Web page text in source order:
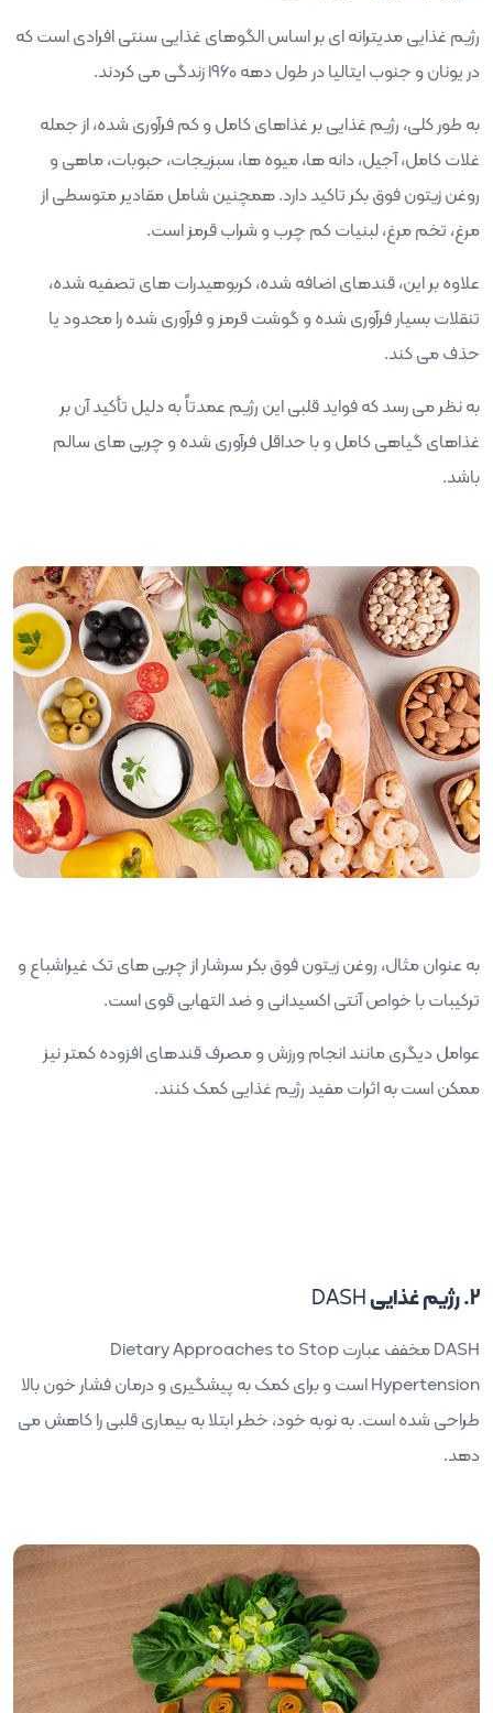
رژیم غذایی مدیترانه ای بر اساس الگوهای غذایی سنتی افرادی است که
در یونان و جنوب ایتالیا در طول دهه 1960 زندگی می کردند.
به طور کلی، رژیم غذایی بر غذاهای کامل و کم فرآوری شده، از جمله
غلات کامل، آجیل، دانه ها، میوه ها، سبزیجات، حبوبات، ماهی و
روغن زیتون فوق بکر تاکید دارد. همچنین شامل مقادیر متوسطی از
مرغ، تخم مرغ، لبنیات کم چرب و شراب قرمز است.
علاوه بر این، قندهای اضافه شده، کربوهیدرات های تصفیه شده،
تنقلات بسیار فرآوری شده و گوشت قرمز و فرآوری شده را محدود یا
حذف می کند.
به نظر می رسد که فواید قلبی این رژیم عمدتاً به دلیل تأکید آن بر
غذاهای گیاهی کامل و با حداقل فرآوری شده و چربی های سالم
باشد.
به عنوان مثال، روغن زیتون فوق بکر سرشار از چربی های تک غیراشباع و
ترکیبات با خواص آنتی اکسیدانی و ضد التهابی قوی است.
عوامل دیگری مانند انجام ورزش و مصرف قندهای افزوده کمتر نیز
ممکن است به اثرات مفید رژیم غذایی کمک کنند.
2. رژیم غذایی DASH
DASHمخفف عبارتDietary Approaches to Stop
Hypertensionاست و برای کمک به پیشگیری و درمان فشار خون بالا
طراحی شده است. به نوبه خود، خطر ابتلا به بیماری قلبی را کاهش می
دهد.